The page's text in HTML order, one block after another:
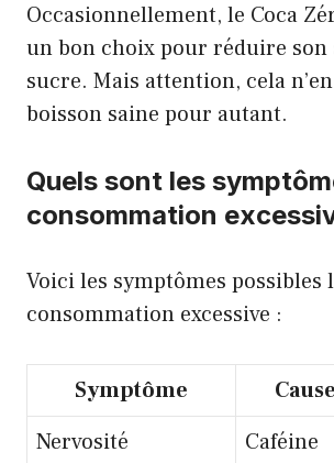
Occasionnellement, le Coca
un bon choix pour réduire son
sucre. Mais attention, cela
boisson saine pour autant.
Quels sont les
consommation
Voici les symptômes possibles
consommation excessive :
Symptôme
Nervosité
Caféine